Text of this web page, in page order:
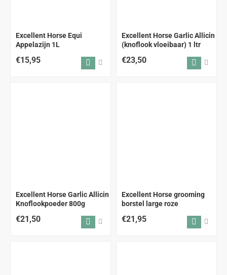
Excellent Horse Equi
Appelazijn 1L
€15,95
Excellent Horse Garlic Allicin
(knoflook vloeibaar) 1 ltr
€23,50
Excellent Horse Garlic Allicin
Knoflookpoeder 800g
€21,50
Excellent Horse grooming
borstel large roze
€21,95